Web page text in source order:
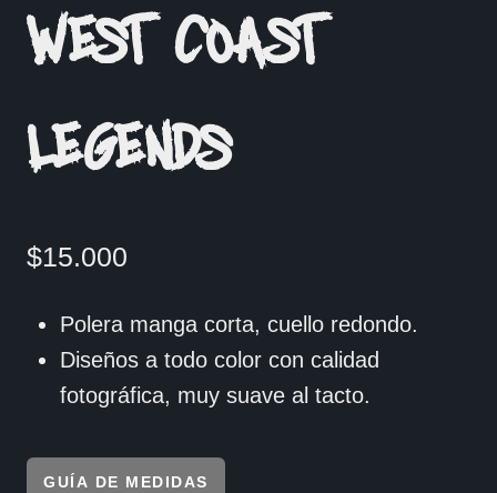
WEST COAST
LEGENDS
$15.000
Polera manga corta, cuello redondo.
Diseños a todo color con calidad
fotográfica, muy suave al tacto.
GUÍA DE MEDIDAS